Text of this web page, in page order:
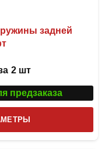
задней
2 шт
предзаказа
товар